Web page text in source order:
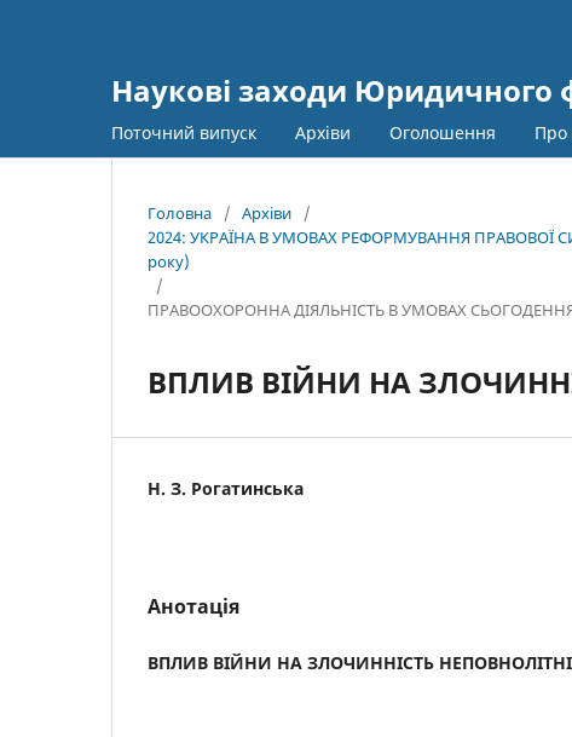
Наукові заходи Юридичного
Поточний випуск Архіви Оголошення Про
Головна / Архіви
/
2024: УКРАЇНА В УМОВАХ РЕФОРМУВАННЯ ПРАВОВОЇ
року)
/
ПРАВООХОРОННА ДІЯЛЬНІСТЬ В УМОВАХ
ВПЛИВ ВІЙНИ НА
Н. З. Рогатинська
Анотація
ВПЛИВ ВІЙНИ НА ЗЛОЧИННІСТЬ